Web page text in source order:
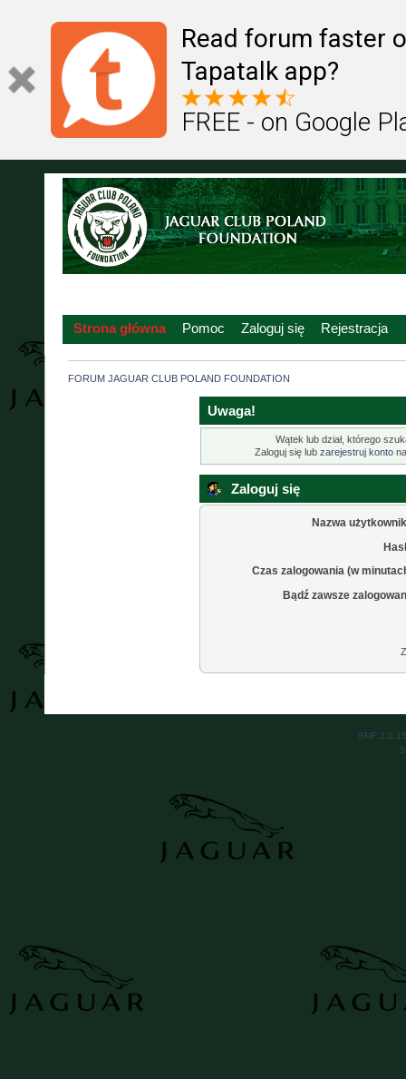
Read forum faster
Tapatalk app?
FREE - on Google
Strona główna Pomoc Zaloguj się Rejestracja
FORUM JAGUAR CLUB POLAND FOUNDATION
Uwaga!
Wątek lub dział, którego
Zaloguj się lub zarejestruj kontona
Zaloguj się
Nazwa
Czas zalogowania (w
Bądź zawsze
SMF 2.0.15